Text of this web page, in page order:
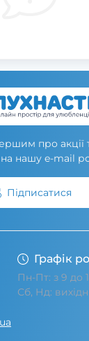
про акції
на нашу e-mail
Підписатися
Графік
Пн-Пт: з 9 до
Сб, Нд: